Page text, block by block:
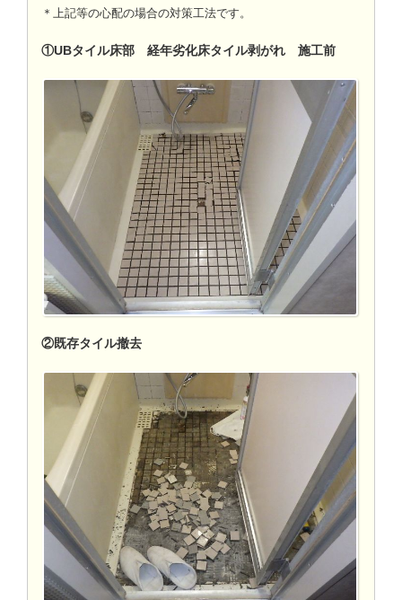
＊上記等の心配の場合の対策工法です。
①UBタイル床部 経年劣化床タイル剥がれ 施工前
②既存タイル撤去